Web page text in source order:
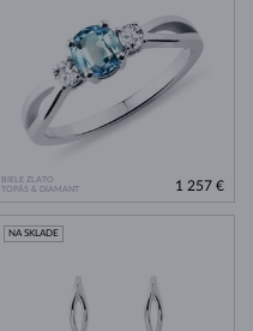
BIELE ZLATO
TOPÁS & DIAMANT
1 257 €
NA SKLADE